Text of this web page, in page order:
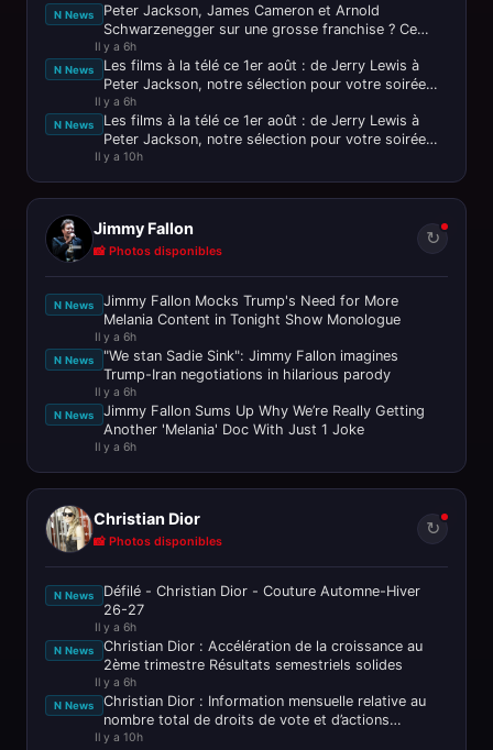
N News
Peter Jackson, James Cameron et Arnold
Schwarzenegger sur une grosse franchise ? Ce
n’est pas passé loin !
Il y a 6h
N News
Les films à la télé ce 1er août : de Jerry Lewis à
Peter Jackson, notre sélection pour votre soirée
ciné
Il y a 6h
N News
Les films à la télé ce 1er août : de Jerry Lewis à
Peter Jackson, notre sélection pour votre soirée
ciné
Il y a 10h
Jimmy Fallon
📸 Photos disponibles
↻
N News
Jimmy Fallon Mocks Trump's Need for More
Melania Content in Tonight Show Monologue
Il y a 6h
N News
"We stan Sadie Sink": Jimmy Fallon imagines
Trump-Iran negotiations in hilarious parody
Il y a 6h
N News
Jimmy Fallon Sums Up Why We’re Really Getting
Another 'Melania' Doc With Just 1 Joke
Il y a 6h
Christian Dior
📸 Photos disponibles
↻
N News
Défilé - Christian Dior - Couture Automne-Hiver
26-27
Il y a 6h
N News
Christian Dior : Accélération de la croissance au
2ème trimestre Résultats semestriels solides
Il y a 6h
N News
Christian Dior : Information mensuelle relative au
nombre total de droits de vote et d’actions
composant le capital soci
Il y a 10h